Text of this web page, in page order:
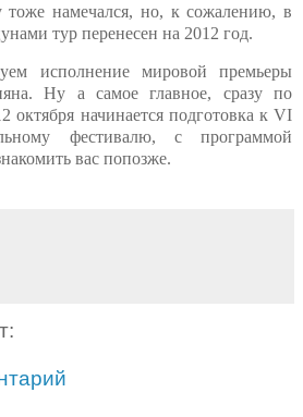
намечался, но, к сожалению, в
тур перенесен на 2012 год.
исполнение мировой премьеры
Ну а самое главное, сразу по
октября начинается подготовка к VI
фестивалю, с программой
вас попозже.